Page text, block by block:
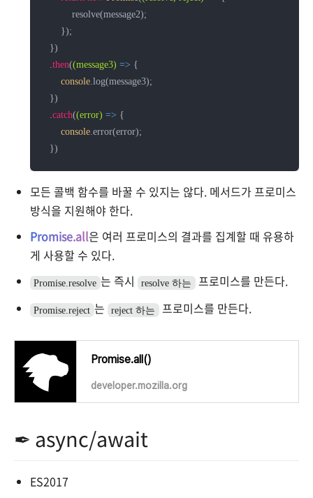
          resolve(message2);
      });
  })
  .
then((message3) => {
console.log(message3);
  })
  .
catch((error) => {
console.error(error);
  })
모든 콜백 함수를 바꿀 수 있지는 않다. 메서드가 프로미스
방식을 지원해야 한다.
Promise.all은 여러 프로미스의 결과를 집계할 때 유용하
게 사용할 수 있다.
Promise.resolve 는 즉시 resolve 하는 프로미스를 만든다.
Promise.reject 는 reject 하는 프로미스를 만든다.
Promise.all()
developer.mozilla.org
✒ async/await
ES2017